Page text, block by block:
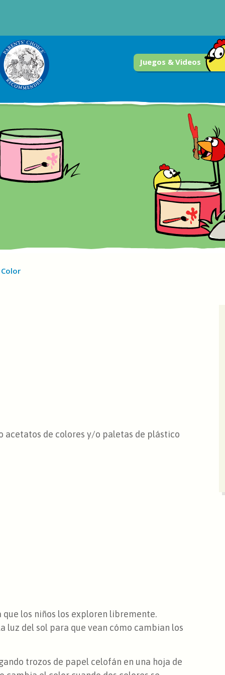
Juegos & Videos
acetatos de colores y/o paletas de plástico
los niños los exploren libremente.
luz del sol para que vean cómo cambian los
trozos de papel celofán en una hoja de